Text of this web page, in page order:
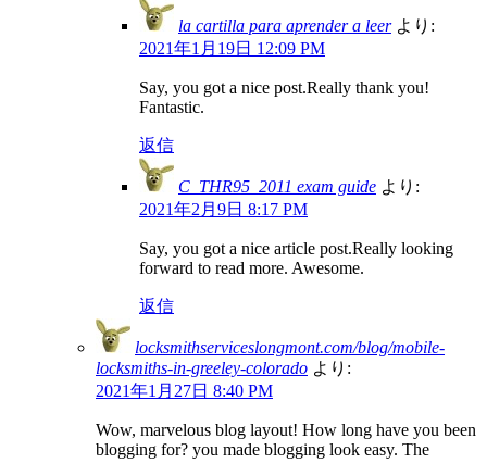
la cartilla para aprender a leer より:
2021年1月19日 12:09 PM
Say, you got a nice post.Really thank you!
Fantastic.
返信
C_THR95_2011 exam guide より:
2021年2月9日 8:17 PM
Say, you got a nice article post.Really looking
forward to read more. Awesome.
返信
locksmithserviceslongmont.com/blog/mobile-
locksmiths-in-greeley-colorado より:
2021年1月27日 8:40 PM
Wow, marvelous blog layout! How long have you been
blogging for? you made blogging look easy. The